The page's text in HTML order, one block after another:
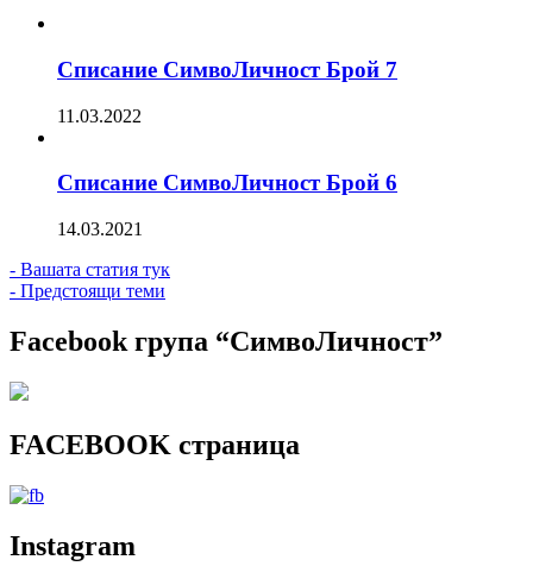
Списание СимвоЛичност Брой 7
11.03.2022
Списание СимвоЛичност Брой 6
14.03.2021
- Вашата статия тук
- Предстоящи теми
Facebook група “СимвоЛичност”
FACEBOOK страница
Instagram